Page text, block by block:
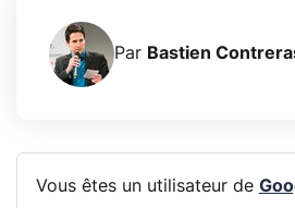
Par Bastien
Vous êtes un utilisateur de